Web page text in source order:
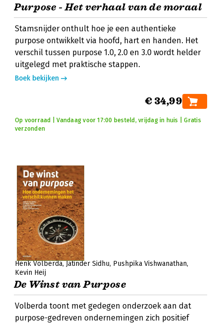
Purpose - Het verhaal van de moraal
Stamsnijder onthult hoe je een authentieke
purpose ontwikkelt via hoofd, hart en handen. Het
verschil tussen purpose 1.0, 2.0 en 3.0 wordt helder
uitgelegd met praktische stappen.
Boek bekijken
€ 34,99
Op voorraad | Vandaag voor 17:00 besteld, vrijdag in huis | Gratis
verzonden
Henk Volberda Jatinder Sidhu Pushpika Vishwanathan
Kevin Heij
De Winst van Purpose
Volberda toont met gedegen onderzoek aan dat
purpose-gedreven ondernemingen zich positief